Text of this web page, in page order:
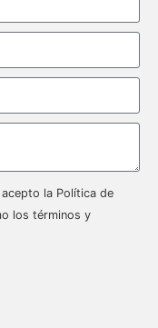
la Política de
los términos y